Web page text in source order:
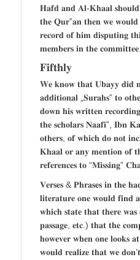
𝐇𝐚𝐟𝐝 𝐚𝐧𝐝 𝐀𝐥-𝐊𝐡𝐚𝐚𝐥 𝐬𝐡𝐨𝐮𝐥𝐝
𝐭𝐡𝐞 𝐐𝐮𝐫‟𝐚𝐧 𝐭𝐡𝐞𝐧 𝐰𝐞 𝐰𝐨𝐮𝐥𝐝
𝐫𝐞𝐜𝐨𝐫𝐝 𝐨𝐟 𝐡𝐢𝐦 𝐝𝐢𝐬𝐩𝐮𝐭𝐢𝐧𝐠
𝐦𝐞𝐦𝐛𝐞𝐫𝐬 𝐢𝐧 𝐭𝐡𝐞 𝐜𝐨𝐦𝐦𝐢𝐭𝐭𝐞𝐞.
𝐅𝐢𝐟𝐭𝐡𝐥𝐲
𝐖𝐞 𝐤𝐧𝐨𝐰 𝐭𝐡𝐚𝐭 𝐔𝐛𝐚𝐲𝐲 𝐝𝐢𝐝
𝐚𝐝𝐝𝐢𝐭𝐢𝐨𝐧𝐚𝐥 „𝐒𝐮𝐫𝐚𝐡𝐬‟ 𝐭𝐨
𝐝𝐨𝐰𝐧 𝐡𝐢𝐬 𝐰𝐫𝐢𝐭𝐭𝐞𝐧
𝐭𝐡𝐞 𝐬𝐜𝐡𝐨𝐥𝐚𝐫𝐬 𝐍𝐚𝐚𝐟𝐢‟, 𝐈𝐛𝐧
𝐨𝐭𝐡𝐞𝐫𝐬, 𝐨𝐟 𝐰𝐡𝐢𝐜𝐡 𝐝𝐨 𝐧𝐨𝐭
𝐊𝐡𝐚𝐚𝐥 𝐨𝐫 𝐚𝐧𝐲 𝐦𝐞𝐧𝐭𝐢𝐨𝐧 𝐨𝐟
𝐫𝐞𝐟𝐞𝐫𝐞𝐧𝐜𝐞𝐬 𝐭𝐨 “𝐌𝐢𝐬𝐬𝐢𝐧𝐠”
𝐕𝐞𝐫𝐬𝐞𝐬 & 𝐏𝐡𝐫𝐚𝐬𝐞𝐬 𝐢𝐧 𝐭𝐡𝐞
𝐥𝐢𝐭𝐞𝐫𝐚𝐭𝐮𝐫𝐞 𝐨𝐧𝐞 𝐰𝐨𝐮𝐥𝐝 𝐟𝐢𝐧𝐝
𝐰𝐡𝐢𝐜𝐡 𝐬𝐭𝐚𝐭𝐞 𝐭𝐡𝐚𝐭 𝐭𝐡𝐞𝐫𝐞
𝐩𝐚𝐬𝐬𝐚𝐠𝐞, 𝐞𝐭𝐜.) 𝐭𝐡𝐚𝐭 𝐭𝐡𝐞
𝐡𝐨𝐰𝐞𝐯𝐞𝐫 𝐰𝐡𝐞𝐧 𝐨𝐧𝐞 𝐥𝐨𝐨𝐤𝐬
𝐰𝐨𝐮𝐥𝐝 𝐫𝐞𝐚𝐥𝐢𝐳𝐞 𝐭𝐡𝐚𝐭 𝐰𝐞